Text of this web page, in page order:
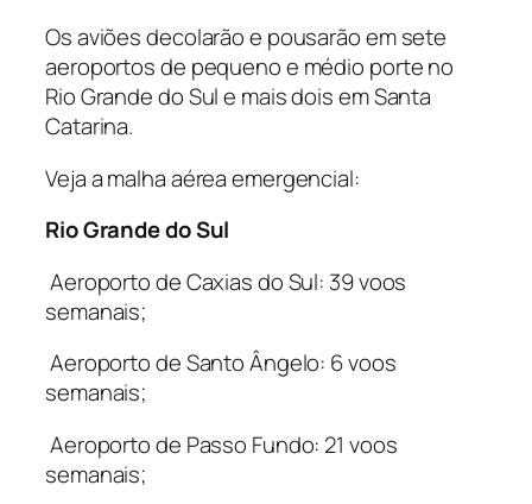
Os aviões decolarão e pousarão em sete
aeroportos de pequeno e médio porte no
Rio Grande do Sul e mais dois em Santa
Catarina.
Veja a malha aérea emergencial:
Rio Grande do Sul
Aeroporto de Caxias do Sul: 39 voos
semanais;
Aeroporto de Santo Ângelo: 6 voos
semanais;
Aeroporto de Passo Fundo: 21 voos
semanais;